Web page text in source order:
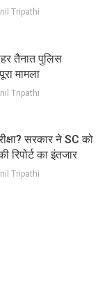
Tripathi
तैनात पुलिस
मामला
Tripathi
सरकार ने SC को
रिपोर्ट का इंतजार
Tripathi